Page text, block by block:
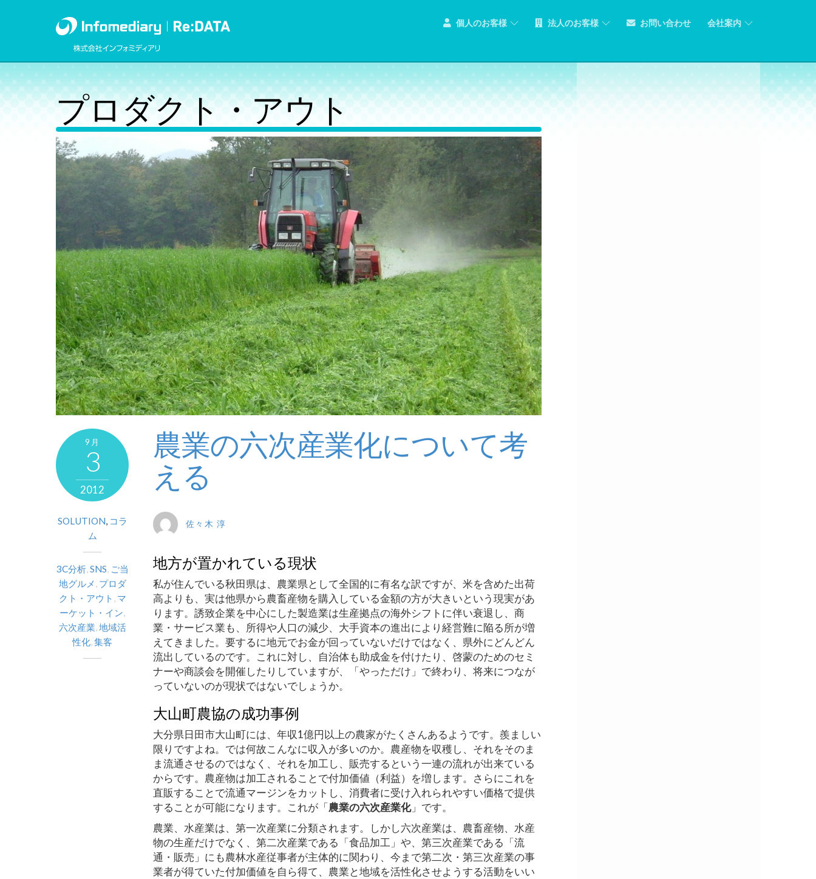
個人のお客様 法人のお客様 お問い合わせ 会社案内
プロダクト・アウト
9月
3
2012
SOLUTION, コラ
ム
3C分析,SNS, ご当
地グルメ , プロダ
クト・アウト , マ
ーケット・イン,
六次産業,地域活
性化,集客
農業の六次産業化について考
える
佐々木 淳
地方が置かれている現状
私が住んでいる秋田県は、農業県として全国的に有名な訳ですが、米を含めた出荷
高よりも、実は他県から農畜産物を購入している金額の方が大きいという現実があ
ります。誘致企業を中心にした製造業は生産拠点の海外シフトに伴い衰退し、商
業・サービス業も、所得や人口の減少、大手資本の進出により経営難に陥る所が増
えてきました。要するに地元でお金が回っていないだけではなく、県外にどんどん
流出しているのです。これに対し、自治体も助成金を付けたり、啓蒙のためのセミ
ナーや商談会を開催したりしていますが、「やっただけ」で終わり、将来につなが
っていないのが現状ではないでしょうか。
大山町農協の成功事例
大分県日田市大山町には、年収1億円以上の農家がたくさんあるようです。羨ましい
限りですよね。では何故こんなに収入が多いのか。農産物を収穫し、それをそのま
ま流通させるのではなく、それを加工し、販売するという一連の流れが出来ている
からです。農産物は加工されることで付加価値（利益）を増します。さらにこれを
直販することで流通マージンをカットし、消費者に受け入れられやすい価格で提供
することが可能になります。これが「農業の六次産業化」です。
農業、水産業は、第一次産業に分類されます。しかし六次産業は、農畜産物、水産
物の生産だけでなく、第二次産業である「食品加工」や、第三次産業である「流
通・販売」にも農林水産従事者が主体的に関わり、今まで第二次・第三次産業の事
業者が得ていた付加価値を自ら得て、農業と地域を活性化させようする活動をいい